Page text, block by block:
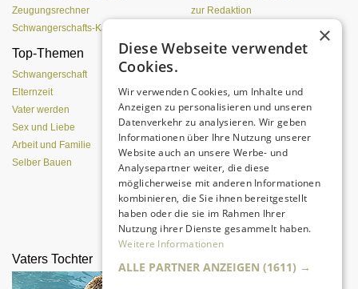
Zeugungsrechner
Schwangerschafts-Kalender
zur Redaktion
Top-Themen
Schwangerschaft
Elternzeit
Vater werden
Sex und Liebe
Arbeit und Familie
Selber Bauen
Was Pubertierende an
Eine entspannte Atmosphäre trotz
Pubertät?
Vaters Tochter
×
Diese Webseite verwendet
Cookies.
Wir verwenden Cookies, um Inhalte und
Anzeigen zu personalisieren und unseren
Datenverkehr zu analysieren. Wir geben
Informationen über Ihre Nutzung unserer
Website auch an unsere Werbe- und
Analysepartner weiter, die diese
möglicherweise mit anderen Informationen
kombinieren, die Sie ihnen bereitgestellt
haben oder die sie im Rahmen Ihrer
Nutzung ihrer Dienste gesammelt haben.
Weitere Informationen
ALLE PARTNER ANZEIGEN (1611) →